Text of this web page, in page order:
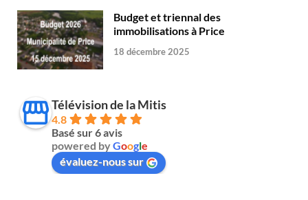
Budget et triennal des
immobilisations à Price
18 décembre 2025
Télévision de la Mitis
4.8
Basé sur 6 avis
powered byGoogle
évaluez-nous sur